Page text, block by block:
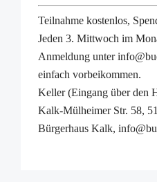
Teilnahme kostenlos,
Jeden 3. Mittwoch im
Anmeldung unter
einfach vorbeikommen.
Keller (Eingang über den
Kalk-Mülheimer Str. 58,
Bürgerhaus Kalk,